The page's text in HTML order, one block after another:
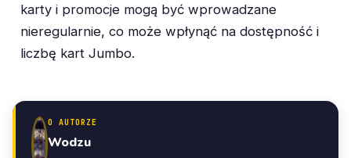
karty i promocje mogą być wprowadzane
nieregularnie, co może wpłynąć na dostępność i
liczbę kart Jumbo.
O AUTORZE
Wodzu